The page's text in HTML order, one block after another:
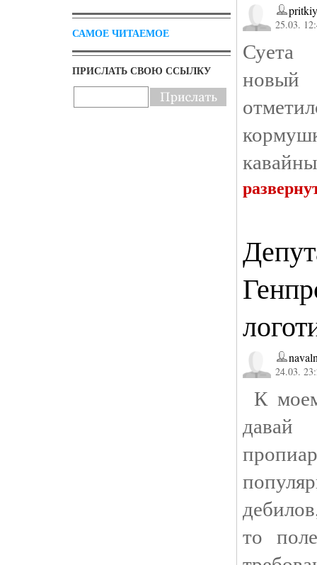
САМОЕ ЧИТАЕМОЕ
ПРИСЛАТЬ СВОЮ ССЫЛКУ
25.03.
Суета
новый
24.03.
К
то